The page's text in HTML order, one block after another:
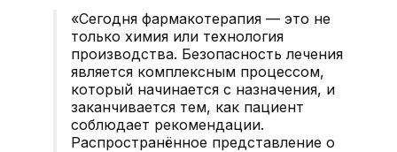
«Сегодня фармакотерапия — это не
только химия или технология
производства. Безопасность лечения
является комплексным процессом,
который начинается с назначения, и
заканчивается тем, как пациент
соблюдает рекомендации.
Распространённое представление о